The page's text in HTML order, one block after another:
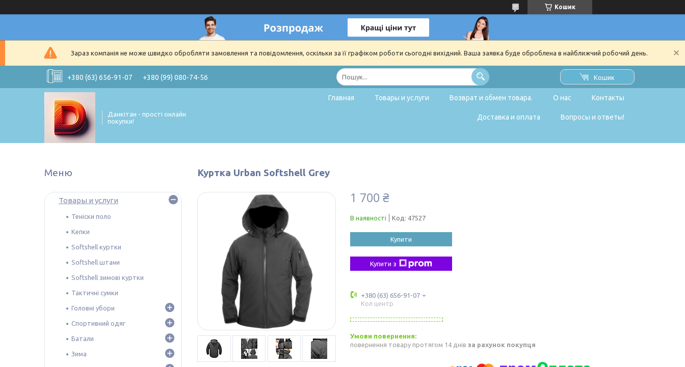
Кошик
Зараз компанія не може швидко обробляти замовлення та повідомлення, оскільки за її графіком роботи сьогодні вихідний. Ваша заявка буде оброблена в найближчий робочий день.
+380 (63) 656-91-07 +380 (99) 080-74-56 Кошик
Данкітан - прості онлайн
покупки!
Главная Товары и услуги Возврат и обмен товара. О нас Контакты
Доставка и оплата Вопросы и ответы!
Куртка Urban Softshell Grey
1 700 ₴
В наявності Код: 47527
Купити
Купити з
+380 (63) 656-91-07
Кол центр
повернення товару протягом 14 днів за рахунок покупця
Товары и услуги
Теніски поло
Кепки
Softshell куртки
Softshell штани
Softshell зимові куртки
Тактичні сумки
Головні убори
Спортивний одяг
Батали
Зима